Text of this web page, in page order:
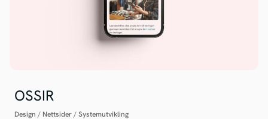
OSSIR
Design / Nettsider / Systemutvikling